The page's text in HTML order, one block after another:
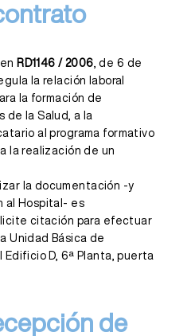
RD1146 / 2006, de 6 de
la relación laboral
la formación de
de la Salud, a la
al programa formativo
la realización de un
la documentación -y
al Hospital- es
citación para efectuar
Unidad Básica de
D, 6ª Planta, puerta
de